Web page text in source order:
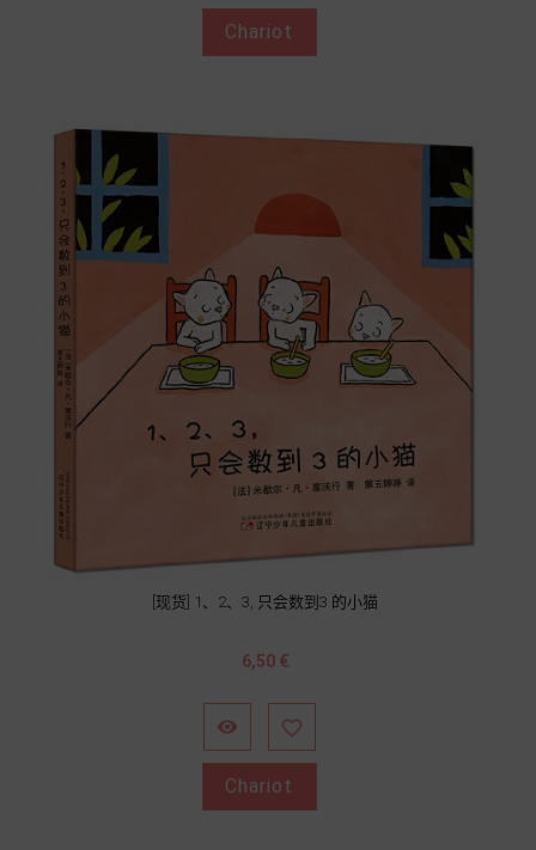
Chariot
[现货] 1、2、3, 只会数到3 的小猫
Prix
6,50 €
 
Chariot